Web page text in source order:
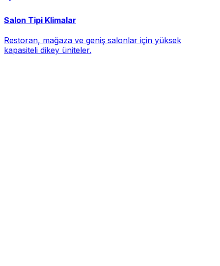
Salon Tipi Klimalar
Restoran, mağaza ve geniş salonlar için yüksek
kapasiteli dikey üniteler.